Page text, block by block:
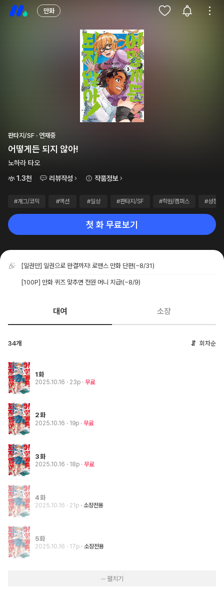
만화
판타지/SF · 연재중
어떻게든 되지 않아!
노하라 타오
1.3천
리뷰작성 작품정보
#개그/코믹 #액션 #일상 #판타지/SF #학원/캠퍼스 #성장물
첫 화 무료보기
[일권만] 일권으로 완결까지! 로맨스 만화 단편(~8/31)
[100P] 만화 퀴즈 맞추면 전원 머니 지급!(~8/9)
대여 소장
34개 회차순
1화
2025.10.16 · 23p 무료
2화
2025.10.16 · 19p 무료
3화
2025.10.16 · 18p 무료
4화
2025.10.16 · 21p 소장전용
5화
2025.10.16 · 17p 소장전용
··· 펼치기